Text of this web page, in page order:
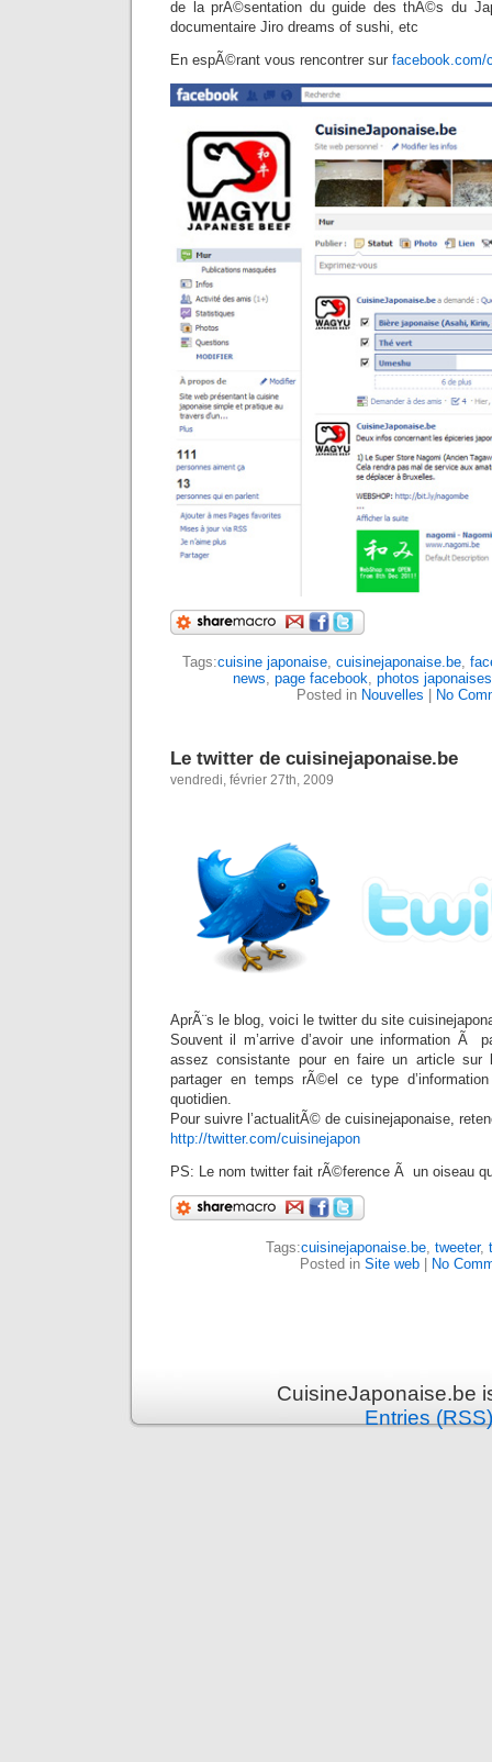
de la prÃ©sentation du guide des thÃ©s du
documentaire Jiro dreams of sushi, etc
En espÃ©rant vous rencontrer sur facebook.com/
Tags:cuisine japonaise, cuisinejaponaise.be,
news, page facebook, photos japonaises
Posted in Nouvelles No
Le twitter de cuisinejaponaise.be
vendredi, février 27th, 2009
AprÃ¨s le blog, voici le twitter du site
Souvent il m’arrive d’avoir une information Ã
assez consistante pour en faire un article sur
partager en temps rÃ©el ce type
quotidien.
Pour suivre l’actualitÃ© de cuisinejaponaise,
http://twitter.com/cuisinejapon
PS: Le nom twitter fait rÃ©ference Ã un oiseau
Tags:cuisinejaponaise.be tweeter,
Posted in Site web No
CuisineJaponaise.be
Entries (RSS)